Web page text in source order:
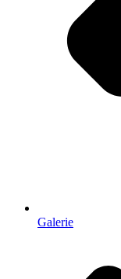
Galerie